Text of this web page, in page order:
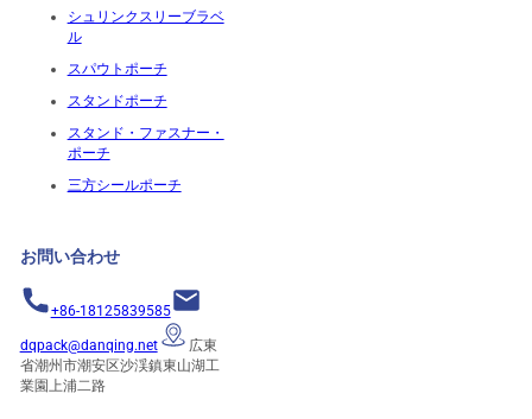
シュリンクスリーブラベ
ル
スパウトポーチ
スタンドポーチ
スタンド・ファスナー・
ポーチ
三方シールポーチ
お問い合わせ
+86-18125839585
dqpack@danqing.net
広東
省潮州市潮安区沙渓鎮東山湖工
業園上浦二路